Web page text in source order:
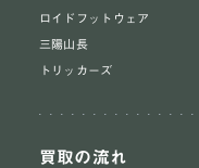
ロイドフットウェア
三陽山長
トリッカーズ
買取の流れ